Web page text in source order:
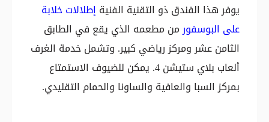
يوفر هذا الفندق ذو التقنية الفنية إطلالات خلابة
على البوسفورمن مطعمه الذي يقع في الطابق
الثامن عشر ومركز رياضي كبير. وتشمل خدمة الغرف
ألعاب بلاي ستيشن 4. يمكن للضيوف الاستمتاع
بمركز السبا والعافية والساونا والحمام التقليدي.